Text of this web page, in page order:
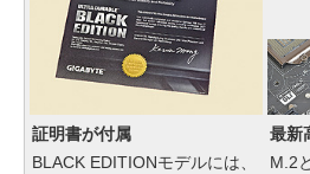
証明書が付属
BLACK EDITIONモデルには、
最新
M.2